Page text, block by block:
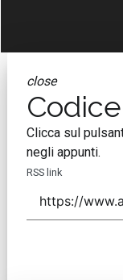
close
Clicca sul
negli appunti.
RSS link